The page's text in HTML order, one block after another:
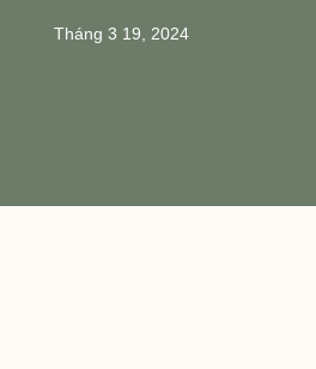
Tháng 3 19, 2024